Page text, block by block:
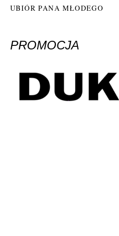
UBIÓR PANA MŁODEGO
PROMOCJA